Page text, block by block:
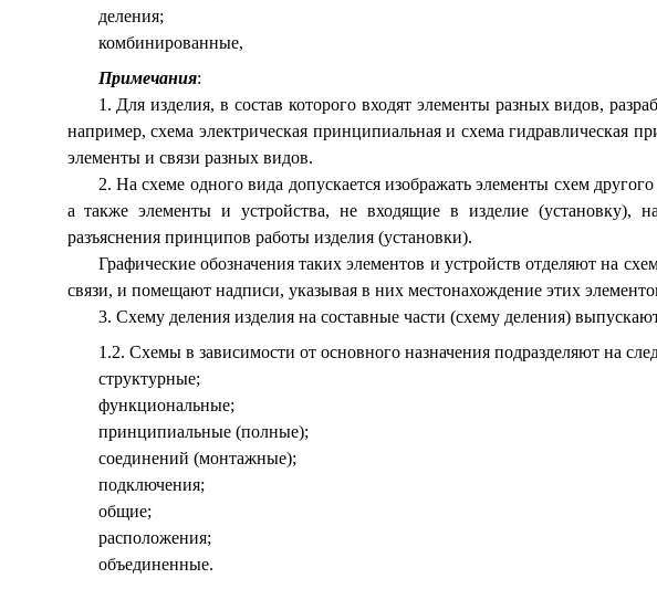
деления;
комбинированные,
Примечания:
1. Для изделия, в состав которого входят элементы разных видов,
например, схема электрическая принципиальная и схема
элементы и связи разных видов.
2. На схеме одного вида допускается изображать элементы схем
а также элементы и устройства, не входящие в изделие (установку),
разъяснения принципов работы изделия (установки).
Графические обозначения таких элементов и устройств отделяют на
связи, и помещают надписи, указывая в них местонахождение этих
3. Схему деления изделия на составные части (схему деления)
1.2. Схемы в зависимости от основного назначения подразделяют на
структурные;
функциональные;
принципиальные (полные);
соединений (монтажные);
подключения;
общие;
расположения;
объединенные.